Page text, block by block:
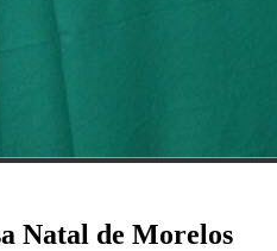
Natal de Morelos